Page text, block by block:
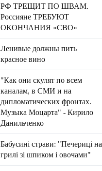
РФ ТРЕЩИТ ПО ШВАМ.
Россияне ТРЕБУЮТ
ОКОНЧАНИЯ «СВО»
Ленивые должны пить
красное вино
"Как они скулят по всем
каналам, в СМИ и на
дипломатических фронтах.
Музыка Моцарта" - Кирило
Данильченко
Бабусині страви: "Печериці на
грилі зі шпиком і овочами"